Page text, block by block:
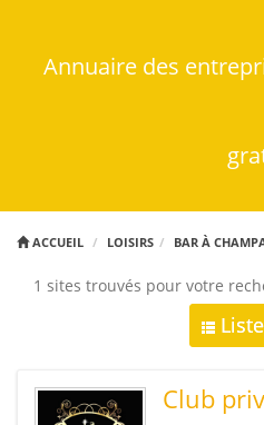
Annuaire des
ACCUEIL LOISIRS BAR À
1 sites trouvés pour votre
Liste
Club